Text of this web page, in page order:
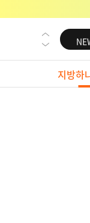
지방하